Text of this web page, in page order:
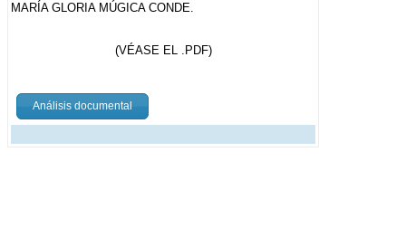
MARÍA GLORIA MÚGICA CONDE.
(VÉASE EL .PDF)
Análisis documental